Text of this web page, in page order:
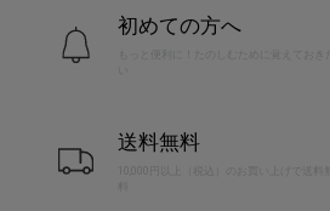
初めての方へ
送料無料
10,000円以上（税込）のお買い上げで送料無